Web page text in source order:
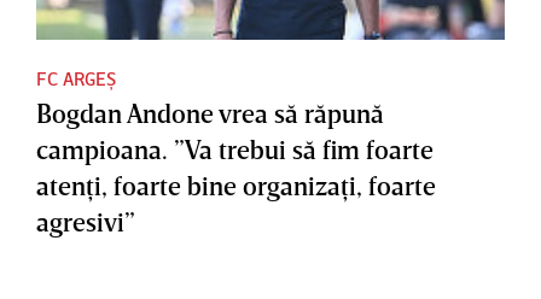
FC ARGEȘ
Bogdan Andone vrea să răpună
campioana. ”Va trebui să fim foarte
atenţi, foarte bine organizaţi, foarte
agresivi”